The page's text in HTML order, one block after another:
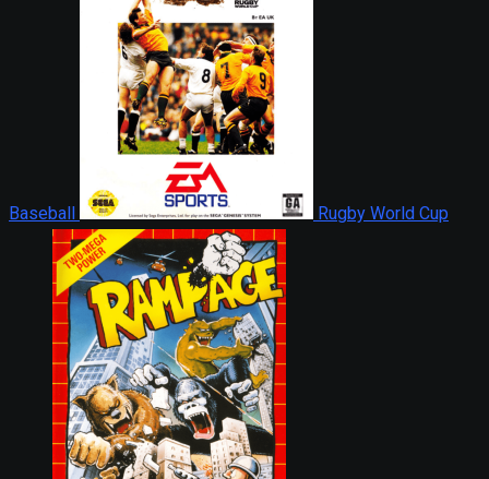
Baseball Rugby World Cup